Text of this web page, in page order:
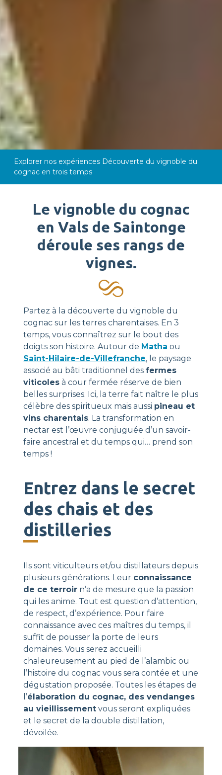
Explorer nos expériences Découverte du vignoble du
cognac en trois temps
Le vignoble du cognac
en Vals de Saintonge
déroule ses rangs de
vignes.
Partez à la découverte du vignoble du
cognac sur les terres charentaises. En 3
temps, vous connaîtrez sur le bout des
doigts son histoire. Autour de Matha ou
Saint-Hilaire-de-Villefranche, le paysage
associé au bâti traditionnel desfermes
viticoles à cour fermée réserve de bien
belles surprises. Ici, la terre fait naître le plus
célèbre des spiritueux mais aussi pineau et
vins charentais. La transformation en
nectar est l’œuvre conjuguée d’un savoir-
faire ancestral et du temps qui… prend son
temps !
Entrez dans le secret
des chais et des
distilleries
Ils sont viticulteurs et/ou distillateurs depuis
plusieurs générations. Leur connaissance
de ce terroir n’a de mesure que la passion
qui les anime. Tout est question d’attention,
de respect, d’expérience. Pour faire
connaissance avec ces maîtres du temps, il
suffit de pousser la porte de leurs
domaines. Vous serez accueilli
chaleureusement au pied de l’alambic ou
l’histoire du cognac vous sera contée et une
dégustation proposée. Toutes les étapes de
l’élaboration du cognac, des vendanges
au vieillissement vous seront expliquées
et le secret de la double distillation,
dévoilée.